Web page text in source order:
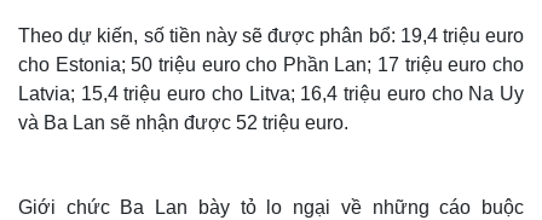
Theo dự kiến, số tiền này sẽ được phân bổ: 19,4 triệu euro
cho Estonia; 50 triệu euro cho Phần Lan; 17 triệu euro cho
Latvia; 15,4 triệu euro cho Litva; 16,4 triệu euro cho Na Uy
và Ba Lan sẽ nhận được 52 triệu euro.
Giới chức Ba Lan bày tỏ lo ngại về những cáo buộc